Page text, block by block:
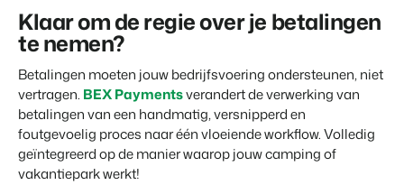
Klaar om de regie over je betalingen
te nemen?
Betalingen moeten jouw bedrijfsvoering ondersteunen, niet
vertragen. BEX Paymentsverandert de verwerking van
betalingen van een handmatig, versnipperd en
foutgevoelig proces naar één vloeiende workflow. Volledig
geïntegreerd op de manier waarop jouw camping of
vakantiepark werkt!